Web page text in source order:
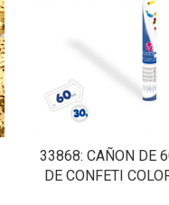
33868: CAÑON DE
DE CONFETI